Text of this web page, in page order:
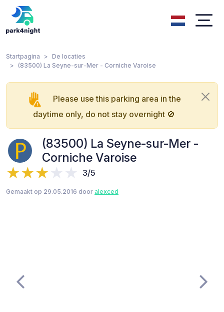
Startpagina
De locaties
(83500) La Seyne-sur-Mer - Corniche Varoise
Please use this parking area in the
daytime only, do not stay overnight 🚫
(83500) La Seyne-sur-Mer -
Corniche Varoise
3/5
Gemaakt op 29.05.2016 door alexced